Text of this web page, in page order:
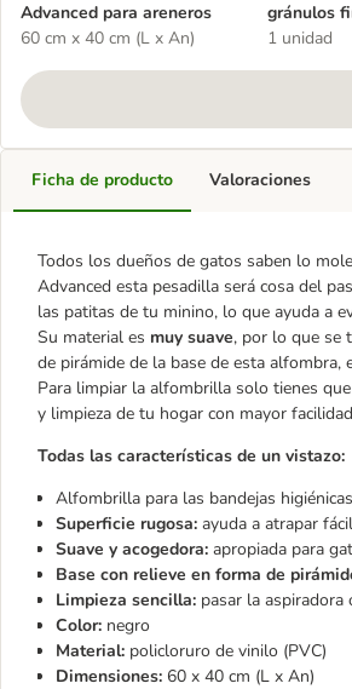
Advanced para areneros
60 cm x 40 cm (L x An)
gránulos
1 unidad
Ficha de producto
Todos los dueños de gatos saben lo
Advanced esta pesadilla será cosa del
las patitas de tu minino, lo que ayuda a
Su material es muy suave, por lo que se
de pirámide de la base de esta
Para limpiar la alfombrilla solo tienes
y limpieza de tu hogar con mayor
Todas las características de un vistazo:
Alfombrilla para las bandejas
Superficie rugosa: ayuda a atrapar
Suave y acogedora: apropiada para
Base con relieve en forma de
Limpieza sencilla: pasar la aspiradora
Color: negro
Material: policloruro de vinilo (PVC)
Dimensiones: 60 x 40 cm (L x An)
Valoraciones